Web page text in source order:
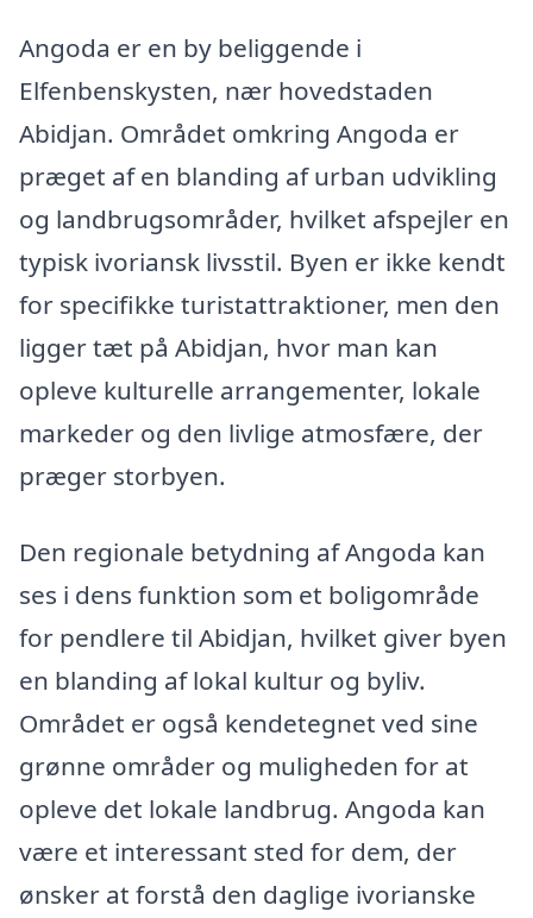
Angoda er en by beliggende i
Elfenbenskysten, nær hovedstaden
Abidjan. Området omkring Angoda er
præget af en blanding af urban udvikling
og landbrugsområder, hvilket afspejler en
typisk ivoriansk livsstil. Byen er ikke kendt
for specifikke turistattraktioner, men den
ligger tæt på Abidjan, hvor man kan
opleve kulturelle arrangementer, lokale
markeder og den livlige atmosfære, der
præger storbyen.
Den regionale betydning af Angoda kan
ses i dens funktion som et boligområde
for pendlere til Abidjan, hvilket giver byen
en blanding af lokal kultur og byliv.
Området er også kendetegnet ved sine
grønne områder og muligheden for at
opleve det lokale landbrug. Angoda kan
være et interessant sted for dem, der
ønsker at forstå den daglige ivorianske